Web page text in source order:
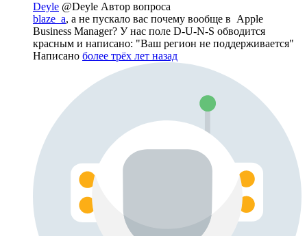
Deyle @Deyle Автор вопроса
blaze_a, а не пускало вас почему вообще в Apple
Business Manager? У нас поле D-U-N-S обводится
красным и написано: "Ваш регион не поддерживается"
Написано более трёх лет назад